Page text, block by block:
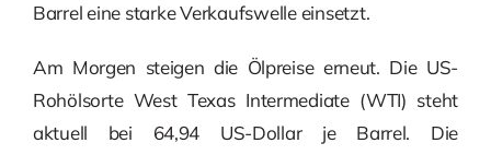
Barrel eine starke Verkaufswelle einsetzt.
Am Morgen steigen die Ölpreise erneut. Die US-
Rohölsorte West Texas Intermediate (WTI) steht
aktuell bei 64,94 US-Dollar je Barrel. Die